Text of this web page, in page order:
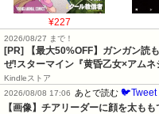
¥227
2026/08/27 まで！
[PR]
【最大50%OFF】ガンガン読
ぜ!スターマイン『黄昏乙女×アムネ
Kindleストア
2026/08/08 17:06
あとで読む 🐦Tweet
【画像】チアリーダーに顔を太も